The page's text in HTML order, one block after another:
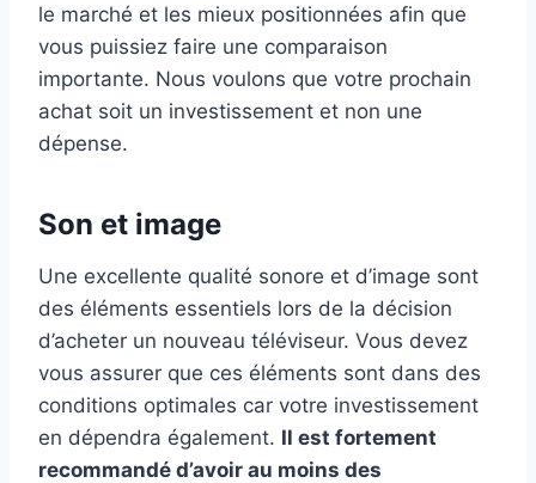
le marché et les mieux positionnées afin que
vous puissiez faire une comparaison
importante. Nous voulons que votre prochain
achat soit un investissement et non une
dépense.
Son et image
Une excellente qualité sonore et d’image sont
des éléments essentiels lors de la décision
d’acheter un nouveau téléviseur. Vous devez
vous assurer que ces éléments sont dans des
conditions optimales car votre investissement
en dépendra également. Il est fortement
recommandé d’avoir au moins des